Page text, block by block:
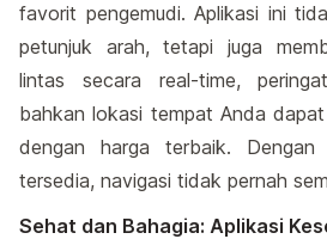
favorit pengemudi. Aplikasi ini
petunjuk arah, tetapi juga
lintas secara real-time,
bahkan lokasi tempat Anda
dengan harga terbaik.
tersedia, navigasi tidak pernah
Sehat dan Bahagia: Aplikasi